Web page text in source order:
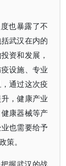
也暴露了不
武汉在内的
资和发展，
设施、专业
通过这次疫
，健康产业
康器械等产
也需要给予
。